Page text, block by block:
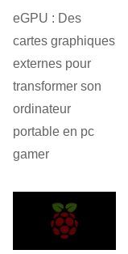
eGPU : Des
cartes graphiques
externes pour
transformer son
ordinateur
portable en pc
gamer